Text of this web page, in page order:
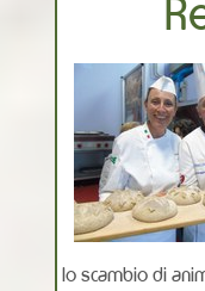
lo scambio di